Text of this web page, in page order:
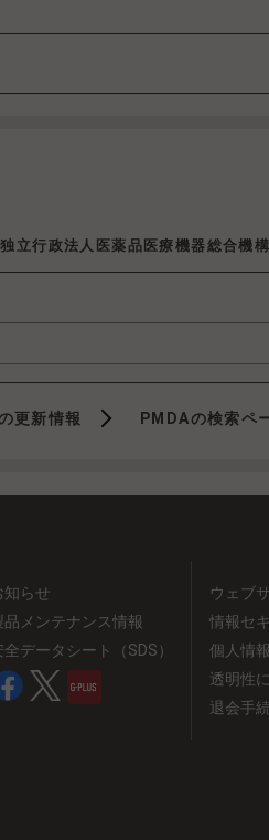
立行政法人医薬品医療機器総合機
更新情報 PMDAの検索ペ
知らせ
品メンテナンス情報
全データシート（SDS）
ウェブ
情報セ
個人情
透明性
退会手